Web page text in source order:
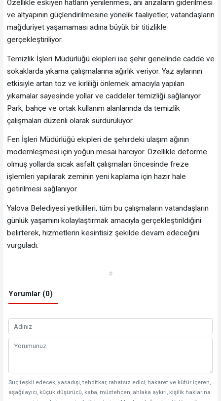
Özellikle eskiyen hatların yenilenmesi, ani arızaların giderilmesi
ve altyapının güçlendirilmesine yönelik faaliyetler, vatandaşların
mağduriyet yaşamaması adına büyük bir titizlikle
gerçekleştiriliyor.
Temizlik İşleri Müdürlüğü ekipleri ise şehir genelinde cadde ve
sokaklarda yıkama çalışmalarına ağırlık veriyor. Yaz aylarının
etkisiyle artan toz ve kirliliği önlemek amacıyla yapılan
yıkamalar sayesinde yollar ve caddeler temizliği sağlanıyor.
Park, bahçe ve ortak kullanım alanlarında da temizlik
çalışmaları düzenli olarak sürdürülüyor.
Fen İşleri Müdürlüğü ekipleri de şehirdeki ulaşım ağının
modernleşmesi için yoğun mesai harcıyor. Özellikle deforme
olmuş yollarda sıcak asfalt çalışmaları öncesinde freze
işlemleri yapılarak zeminin yeni kaplama için hazır hale
getirilmesi sağlanıyor.
Yalova Belediyesi yetkilileri, tüm bu çalışmaların vatandaşların
günlük yaşamını kolaylaştırmak amacıyla gerçekleştirildiğini
belirterek, hizmetlerin kesintisiz şekilde devam edeceğini
vurguladı.
#
Yorumlar (0)
Suç teşkil edecek, yasadışı, tehditkar, rahatsız edici, hakaret ve küfür içeren,
aşağılayıcı, küçük düşürücü, kaba, müstehcen, ahlaka aykırı, kişilik haklarına